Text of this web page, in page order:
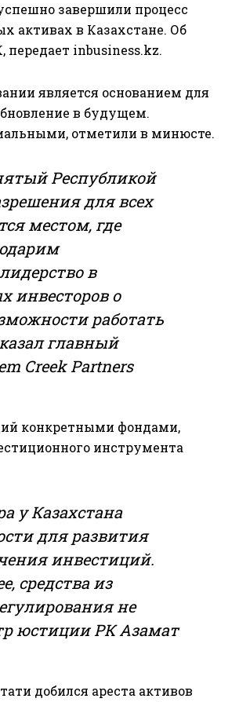
завершили процесс
активах в Казахстане. Об
передает inbusiness.kz.
является основанием для
в будущем.
отметили в минюсте.
Республикой
для всех
местом, где
в
инвесторов о
работать
главный
Creek Partners
конкретными фондами,
инструмента
у Казахстана
для развития
инвестиций.
средства из
не
юстиции РКАзамат
добился ареста активов